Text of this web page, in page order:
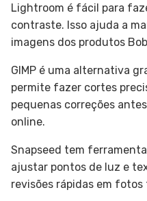
Lightroom é fácil para
contraste. Isso ajuda a
imagens dos produtos
GIMP é uma alternativa
permite fazer cortes
pequenas correções
online.
Snapseed tem
ajustar pontos de luz e
revisões rápidas em